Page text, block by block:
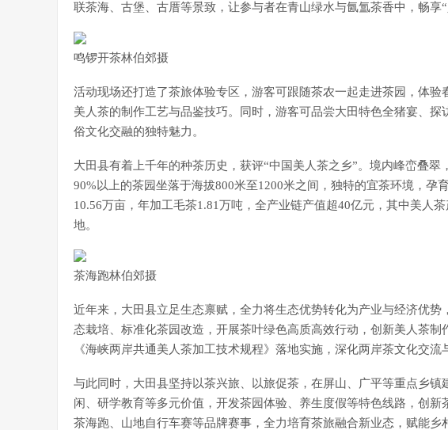
联茶海、古堡、古厝等景致，让参与者在青山绿水与氤氲茶香中，畅享
鸣锣开茶林伯郊摄
活动现场还打造了茶旅体验专区，游客可跟随茶农一起走进茶园，体
美人茶的制作工艺与品鉴技巧。同时，游客可品尝大田特色全猪宴、
俗文化交融的独特魅力。
大田县有着上千年的种茶历史，获评“中国美人茶之乡”。境内峰峦叠
90%以上的茶园坐落于海拔800米至1200米之间，独特的宜茶环境，孕
10.56万亩，年加工毛茶1.81万吨，全产业链产值超40亿元，其中美人
地。
茶海跑林伯郊摄
近年来，大田县立足生态禀赋，全力将生态优势转化为产业与经济优势
态栽培、标准化茶园改造，开展茶叶绿色高质高效行动，创新美人茶
《海峡两岸共通美人茶加工技术规程》落地实施，深化两岸茶文化交流
与此同时，大田县坚持以茶兴旅、以旅促茶，在屏山、广平等重点乡
闲、研学教育等多元价值，开发茶园体验、养生度假等特色线路，创
茶海跑、山地自行车赛等品牌赛事，全力培育茶旅融合新业态，赋能乡